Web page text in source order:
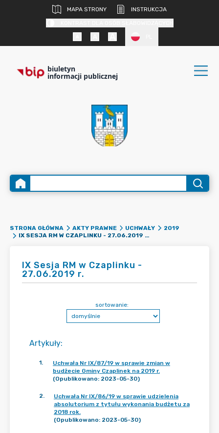
MAPA STRONY
INSTRUKCJA
biuletyn
informacji publicznej
STRONA GŁÓWNA AKTY PRAWNE UCHWAŁY
2019
IX SESJA RM W CZAPLINKU - 27.06.2019 R.
IX Sesja RM w Czaplinku -
27.06.2019 r.
Artykuły:
sortowanie:
1.
Uchwała Nr IX/87/19 w sprawie zmian w
budżecie Gminy Czaplinek na 2019 r.
(Opublikowano: 2023-05-30)
2.
Uchwała Nr IX/86/19 w sprawie udzielenia
absolutorium z tytułu wykonania budżetu za
2018 rok.
(Opublikowano: 2023-05-30)